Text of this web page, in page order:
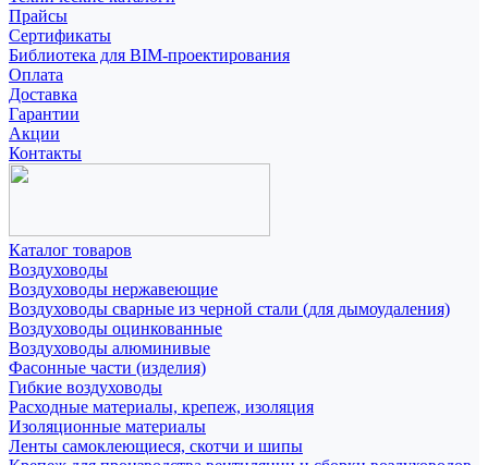
Прайсы
Сертификаты
Библиотека для BIM-проектирования
Оплата
Доставка
Гарантии
Акции
Контакты
Каталог товаров
Воздуховоды
Воздуховоды нержавеющие
Воздуховоды сварные из черной стали (для дымоудаления)
Воздуховоды оцинкованные
Воздуховоды алюминивые
Фасонные части (изделия)
Гибкие воздуховоды
Расходные материалы, крепеж, изоляция
Изоляционные материалы
Ленты самоклеющиеся, скотчи и шипы